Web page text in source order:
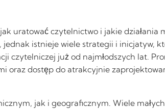
uratować czytelnictwo i jakie działania
jednak istnieje wiele strategii i inicjatyw,
czytelniczej już od najmłodszych lat.
oraz dostęp do atrakcyjnie
jak i geograficznym. Wiele